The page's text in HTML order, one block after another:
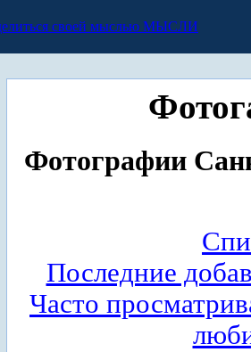
МЫСЛИ
Фотографии
Последние
Часто